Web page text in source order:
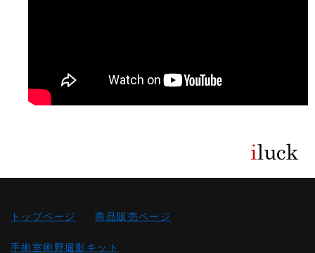
トップページ 商品販売ページ
手術室術野撮影キット